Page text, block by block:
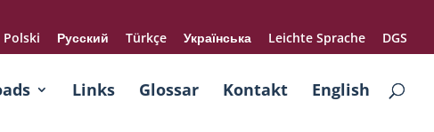
Polski Русский Türkçe Українська Leichte Sprache DGS
Links Glossar Kontakt English